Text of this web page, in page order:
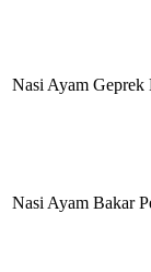
Nasi Ayam Geprek
Nasi Ayam Bakar